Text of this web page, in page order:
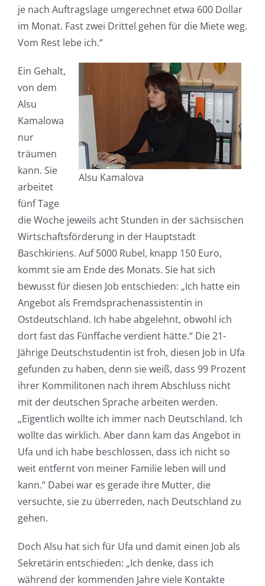
je nach Auftragslage umgerechnet etwa 600 Dollar
im Monat. Fast zwei Drittel gehen für die Miete weg.
Vom Rest lebe ich.“
Alsu Kamalova
Ein Gehalt,
von dem
Alsu
Kamalowa
nur
träumen
kann. Sie
arbeitet
fünf Tage
die Woche jeweils acht Stunden in der sächsischen
Wirtschaftsförderung in der Hauptstadt
Baschkiriens. Auf 5000 Rubel, knapp 150 Euro,
kommt sie am Ende des Monats. Sie hat sich
bewusst für diesen Job entschieden: „Ich hatte ein
Angebot als Fremdsprachenassistentin in
Ostdeutschland. Ich habe abgelehnt, obwohl ich
dort fast das Fünffache verdient hätte.“ Die 21-
Jährige Deutschstudentin ist froh, diesen Job in Ufa
gefunden zu haben, denn sie weiß, dass 99 Prozent
ihrer Kommilitonen nach ihrem Abschluss nicht
mit der deutschen Sprache arbeiten werden.
„Eigentlich wollte ich immer nach Deutschland. Ich
wollte das wirklich. Aber dann kam das Angebot in
Ufa und ich habe beschlossen, dass ich nicht so
weit entfernt von meiner Familie leben will und
kann.“ Dabei war es gerade ihre Mutter, die
versuchte, sie zu überreden, nach Deutschland zu
gehen.
Doch Alsu hat sich für Ufa und damit einen Job als
Sekretärin entschieden: „Ich denke, dass ich
während der kommenden Jahre viele Kontakte